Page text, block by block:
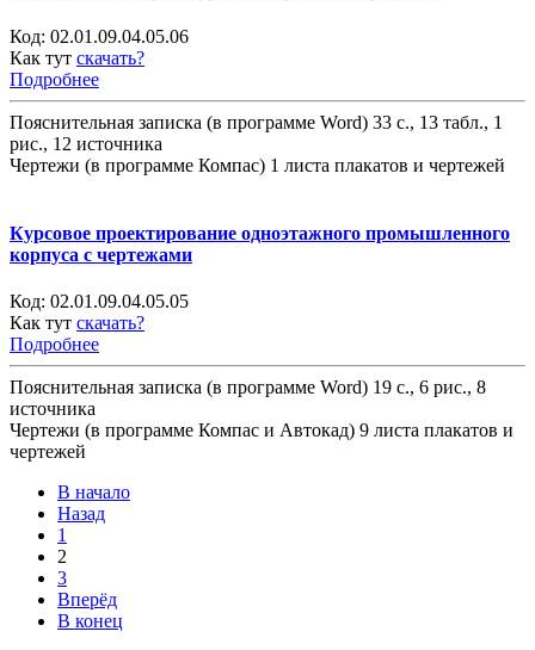
Код: 02.01.09.04.05.06
Как тут скачать?
Подробнее
Пояснительная записка (в программе Word) 33 с., 13 табл., 1
рис., 12 источника
Чертежи (в программе Компас) 1 листа плакатов и чертежей
Курсовое проектирование одноэтажного промышленного
корпуса с чертежами
Код: 02.01.09.04.05.05
Как тут скачать?
Подробнее
Пояснительная записка (в программе Word) 19 с., 6 рис., 8
источника
Чертежи (в программе Компас и Автокад) 9 листа плакатов и
чертежей
В начало
Назад
1
2
3
Вперёд
В конец